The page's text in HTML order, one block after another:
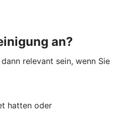
an?
relevant sein, wenn Sie
hatten oder